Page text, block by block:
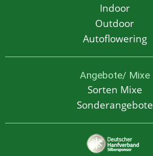
Indoor
Outdoor
Autoflowering
Angebote/ Mixe
Sorten Mixe
Sonderangebote